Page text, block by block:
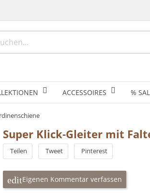
ACCESSOIRES %
Super Klick-Gleiter mit
Teilen Tweet Pinterest
Eigenen Kommentar verfassen